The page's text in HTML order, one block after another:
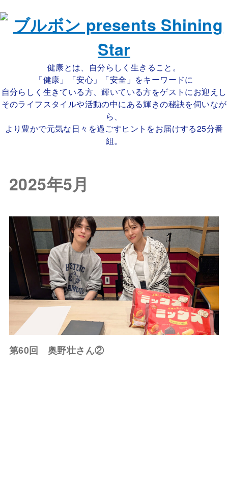
健康とは、自分らしく生きること。
「健康」「安心」「安全」をキーワードに
自分らしく生きている方、輝いている方をゲストにお迎えし
そのライフスタイルや活動の中にある輝きの秘訣を伺いなが
ら、
より豊かで元気な日々を過ごすヒントをお届けする25分番
組。
2025年5月
第60回 奥野壮さん②